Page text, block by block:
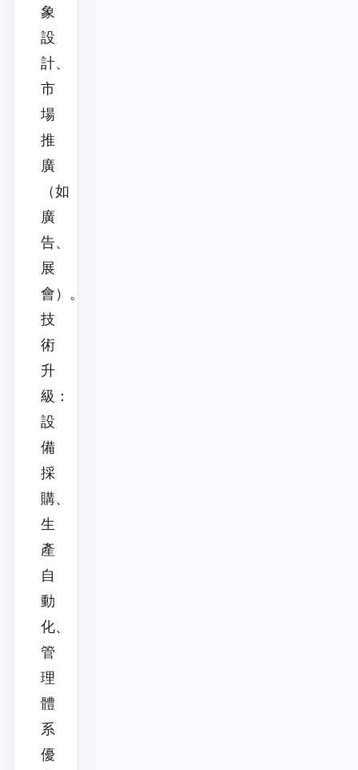
象
設
計、
市
場
推
廣
（如
廣
告、
展
會）。
技
術
升
級：
設
備
採
購、
生
產
自
動
化、
管
理
體
系
優